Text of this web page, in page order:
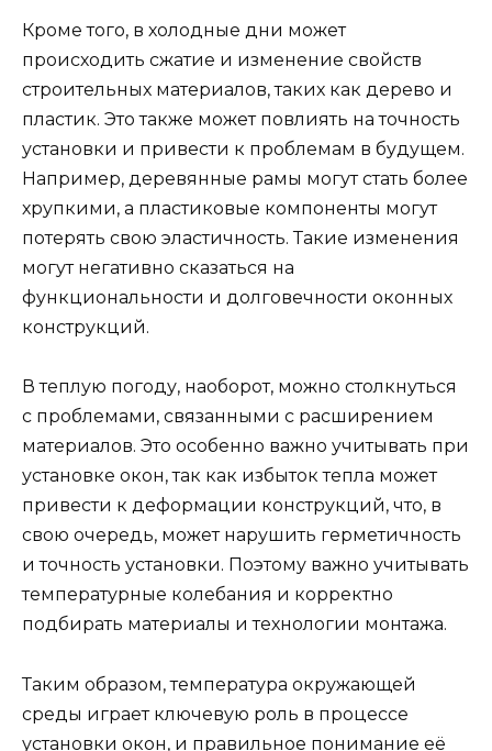
Кроме того, в холодные дни может
происходить сжатие и изменение свойств
строительных материалов, таких как дерево и
пластик. Это также может повлиять на точность
установки и привести к проблемам в будущем.
Например, деревянные рамы могут стать более
хрупкими, а пластиковые компоненты могут
потерять свою эластичность. Такие изменения
могут негативно сказаться на
функциональности и долговечности оконных
конструкций.
В теплую погоду, наоборот, можно столкнуться
с проблемами, связанными с расширением
материалов. Это особенно важно учитывать при
установке окон, так как избыток тепла может
привести к деформации конструкций, что, в
свою очередь, может нарушить герметичность
и точность установки. Поэтому важно учитывать
температурные колебания и корректно
подбирать материалы и технологии монтажа.
Таким образом, температура окружающей
среды играет ключевую роль в процессе
установки окон, и правильное понимание её